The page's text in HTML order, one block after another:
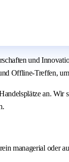
und
Offline-Treffen,
an. Wir
managerial oder